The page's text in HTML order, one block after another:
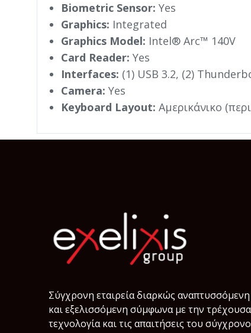
Biometric Sensor: Yes
Graphics: Integrated
Graphics Model: Intel® Arc™ 140V
Card Reader: Yes
Interfaces: (1) USB 3.2, (2)
Camera: Yes
Keyboard Layout: Αμερικάνικο
Σύγχρονη εταιρεία διαρκώς αναπτυσσόμενη
και εξελισσόμενη σύμφωνα µε την τρέχουσα
τεχνολογία και τις απαιτήσεις του